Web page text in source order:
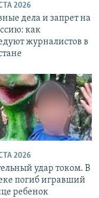
2026
дела и запрет на
как
журналистов в
2026
удар током. В
погиб игравший
ребенок